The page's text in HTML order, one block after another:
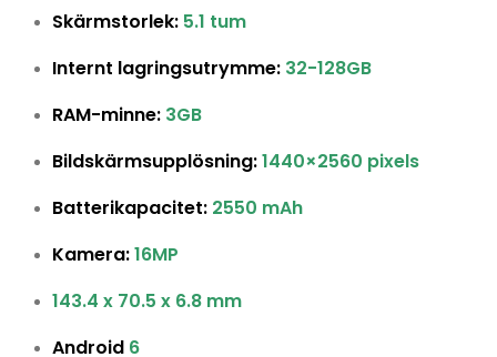
Skärmstorlek: 5.1 tum
Internt lagringsutrymme: 32-128GB
RAM-minne: 3GB
Bildskärmsupplösning:1440×2560 pixels
Batterikapacitet: 2550 mAh
Kamera:16MP
143.4 x 70.5 x 6.8 mm
Android 6